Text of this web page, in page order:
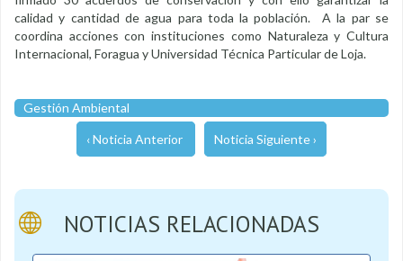
calidad y cantidad de agua para toda la población. A la par se
coordina acciones con instituciones como Naturaleza y Cultura
Internacional, Foragua y Universidad Técnica Particular de Loja.
Gestión Ambiental
‹ Noticia Anterior Noticia Siguiente ›
NOTICIAS RELACIONADAS